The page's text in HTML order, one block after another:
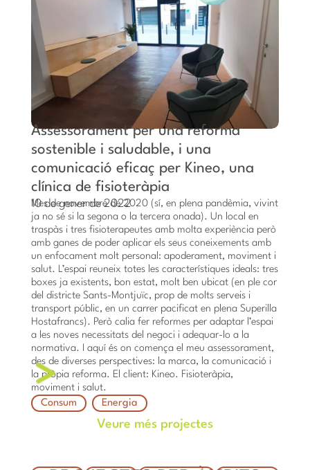
Assessorament per una reforma
sostenible i saludable, i una
comunicació eficaç per Kineo, una
clínica de fisioteràpia
10 de gener de 2022
Mes de novembre de 2020 (sí, en plena pandèmia, vivint
ja no sé si la segona o la tercera onada). Un local en
traspàs i tres fisioterapeutes amb molta experiència però
amb ganes de poder aplicar els seus coneixements amb
un enfocament molt personal: apoderament, moviment i
salut. L’espai reuneix totes les característiques ideals: tres
boxes ja existents, bon estat, molt ben ubicat (en ple cor
del districte Sants-Montjuïc, prop de molts serveis i
transport públic, en un carrer pacificat en plena Superilla
Hostafrancs). Però calia fer reformes per adaptar l’espai
a les noves necessitats del negoci i adequar-lo a la
normativa. I aquí és on comença el meu assessorament,
des de diverses perspectives: la marca, la comunicació i
la pròpia reforma. El client: Kineo. Fisioteràpia,
moviment i salut.
Consum
Energia
Veure més projectes